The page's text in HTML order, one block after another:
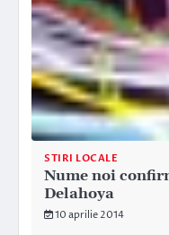
STIRI LOCALE
Nume noi
Delahoya
10 aprilie 2014